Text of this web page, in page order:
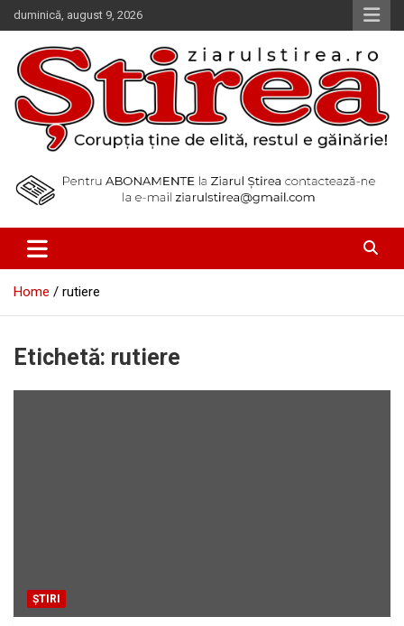
Skip
to
content
duminică, august 9, 2026
Ziarul Știrea
Home rutiere
Etichetă: rutiere
ȘTIRI